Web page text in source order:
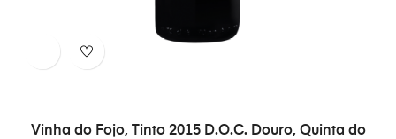
Vinha do Fojo, Tinto 2015 D.O.C. Douro, Quinta do